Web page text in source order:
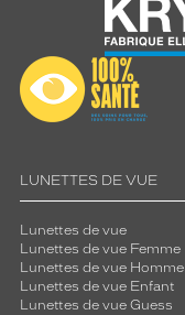
LUNETTES DE VUE
Lunettes de vue
Lunettes de vue Femme
Lunettes de vue Homme
Lunettes de vue Enfant
Lunettes de vue Guess